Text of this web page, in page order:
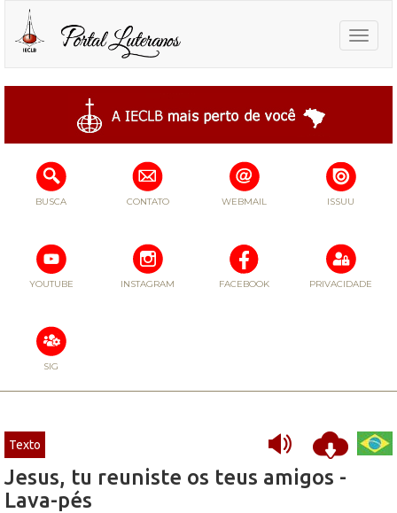
Toggle
BUSCA CONTATO WEBMAIL ISSUU
YOUTUBE INSTAGRAM FACEBOOK PRIVACIDADE
SIG
Texto
Jesus, tu reuniste os teus amigos -
Lava-pés